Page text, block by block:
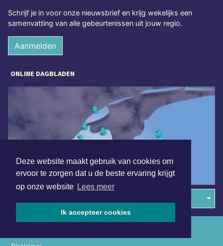
Deze website maakt gebruik van cookies om
ervoor te zorgen dat u de beste ervaring krijgt
op onze website Lees meer
Ik accepteer cookies
Schrijf je in voor onze nieuwsbrief en krijg wekelijks een
samenvatting van alle gebeurtenissen uit jouw regio.
Aanmelden
ONLINE DAGBLADEN